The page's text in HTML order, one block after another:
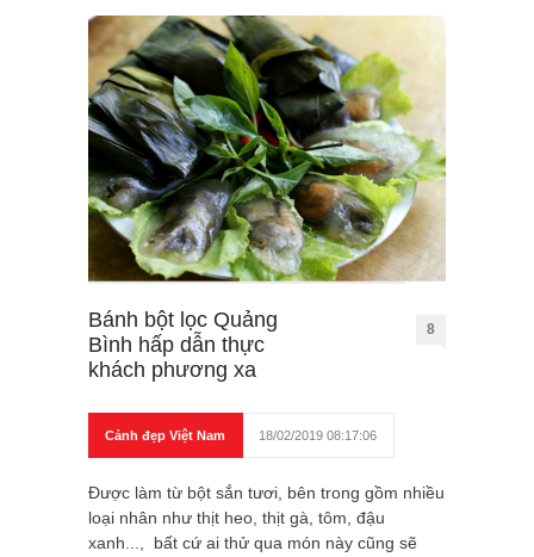
Bánh bột lọc Quảng
Bình hấp dẫn thực
khách phương xa
8
Cảnh đẹp Việt Nam 18/02/2019 08:17:06
Được làm từ bột sắn tươi, bên trong gồm nhiều
loại nhân như thịt heo, thịt gà, tôm, đậu
xanh..., bất cứ ai thử qua món này cũng sẽ